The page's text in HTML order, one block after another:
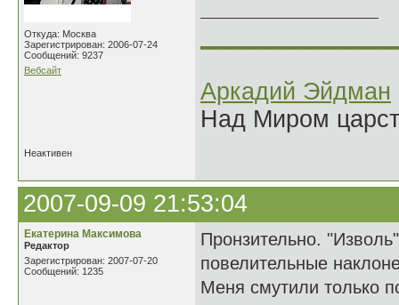
Откуда: Москва
Зарегистрирован: 2006-07-24
Сообщений: 9237
Вебсайт
Аркадий Эйдман
Над Миром
Неактивен
2007-09-09 21:53:04
Екатерина Максимова
Редактор
Зарегистрирован: 2007-07-20
Сообщений: 1235
Пронзительно.
повелительные
Меня смутили только